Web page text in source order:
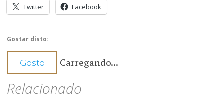
Twitter Facebook
Gostar disto:
Gosto Carregando...
Relacionado